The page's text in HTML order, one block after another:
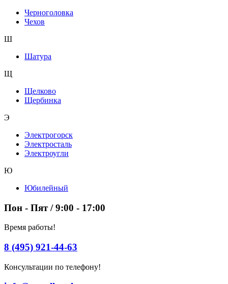
Черноголовка
Чехов
Ш
Шатура
Щ
Щелково
Щербинка
Э
Электрогорск
Электросталь
Электроугли
Ю
Юбилейный
Пон - Пят / 9:00 - 17:00
Время работы!
8 (495) 921-44-63
Консультации по телефону!